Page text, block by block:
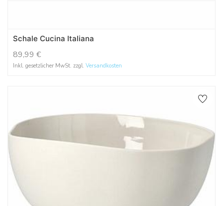
Schale Cucina Italiana
89,99 €
Inkl. gesetzlicher MwSt. zzgl. Versandkosten